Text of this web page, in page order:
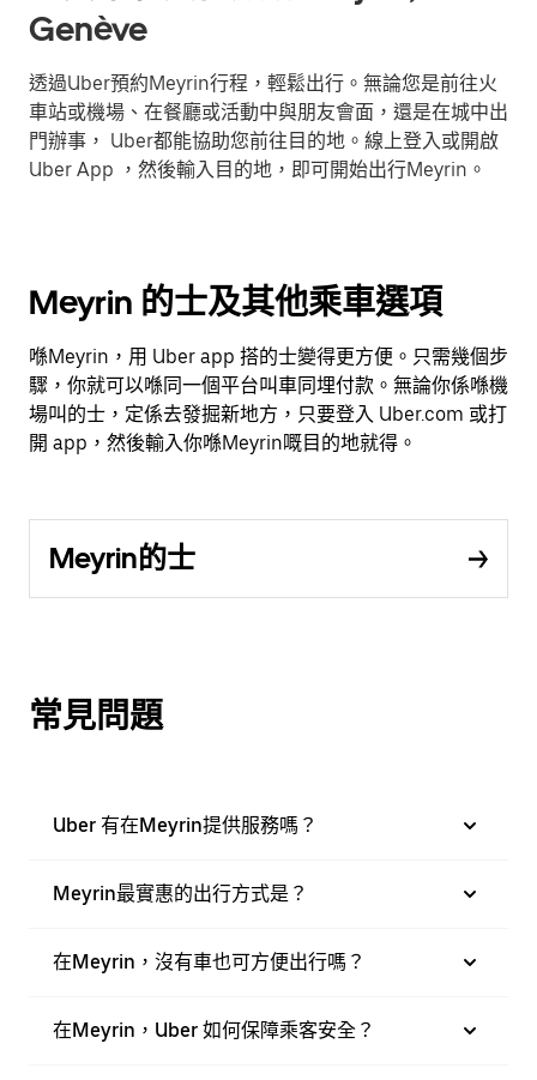
Genève
透過Uber預約Meyrin行程，輕鬆出行。無論您是前往火
車站或機場、在餐廳或活動中與朋友會面，還是在城中出
門辦事， Uber都能協助您前往目的地。線上登入或開啟
Uber App ，然後輸入目的地，即可開始出行Meyrin。
Meyrin 的士及其他乘車選項
喺Meyrin，用 Uber app 搭的士變得更方便。只需幾個步
驟，你就可以喺同一個平台叫車同埋付款。無論你係喺機
場叫的士，定係去發掘新地方，只要登入 Uber.com 或打
開 app，然後輸入你喺Meyrin嘅目的地就得。
Meyrin的士
常見問題
Uber 有在Meyrin提供服務嗎？
Meyrin最實惠的出行方式是？
在Meyrin，沒有車也可方便出行嗎？
在Meyrin，Uber 如何保障乘客安全？